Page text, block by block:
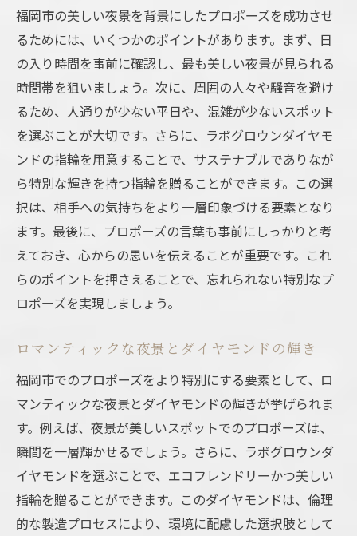
福岡市の美しい夜景を背景にしたプロポーズを成功させ
るためには、いくつかのポイントがあります。まず、日
の入り時間を事前に確認し、最も美しい夜景が見られる
時間帯を狙いましょう。次に、周囲の人々や騒音を避け
るため、人通りが少ない平日や、混雑が少ないスポット
を選ぶことが大切です。さらに、ラボグロウンダイヤモ
ンドの指輪を用意することで、サステナブルでありなが
ら特別な輝きを持つ指輪を贈ることができます。この選
択は、相手への気持ちをより一層印象づける要素となり
ます。最後に、プロポーズの言葉も事前にしっかりと考
えておき、心からの思いを伝えることが重要です。これ
らのポイントを押さえることで、忘れられない特別なプ
ロポーズを実現しましょう。
ロマンティックな夜景とダイヤモンドの輝き
福岡市でのプロポーズをより特別にする要素として、ロ
マンティックな夜景とダイヤモンドの輝きが挙げられま
す。例えば、夜景が美しいスポットでのプロポーズは、
瞬間を一層輝かせるでしょう。さらに、ラボグロウンダ
イヤモンドを選ぶことで、エコフレンドリーかつ美しい
指輪を贈ることができます。このダイヤモンドは、倫理
的な製造プロセスにより、環境に配慮した選択肢として